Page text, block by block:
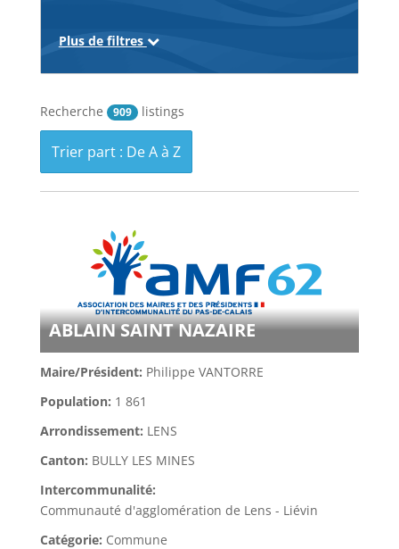
Plus de filtres
Recherche 909 listings
Trier part : De A à Z
ABLAIN SAINT NAZAIRE
Maire/Président: Philippe VANTORRE
Population: 1 861
Arrondissement: LENS
Canton: BULLY LES MINES
Intercommunalité:
Communauté d'agglomération de Lens - Liévin
Catégorie: Commune